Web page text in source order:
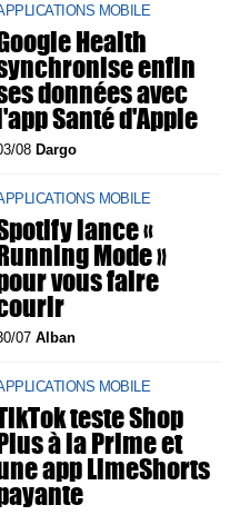
MOBILE
Health
enfin
données avec
Santé d'Apple
08Dargo
MOBILE
lance «
Mode »
vous faire
07Alban
MOBILE
teste Shop
à la Prime et
app LimeShorts